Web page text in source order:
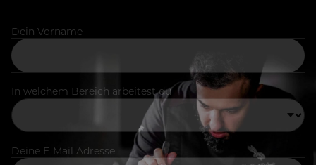
Dein Vorname
In welchem Bereich arbeitest du
Deine E-Mail Adresse